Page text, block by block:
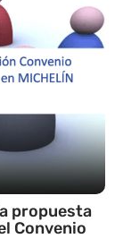
propuesta
Convenio